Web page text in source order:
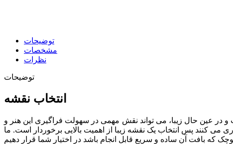
توضیحات
مشخصات
نظرات
توضیحات
انتخاب نقشه
و در عین حال زیبا، می تواند نقش مهمی در سهولت فراگیری این هنر و
می کنند پس انتخاب یک نقشه زیبا از اهمیت بالایی برخوردار است. ما
که بافت آن ساده و سریع قابل انجام باشد در اختیار شما قرار دهیم